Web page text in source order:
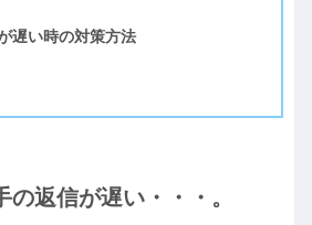
遅い時の対策方法
返信が遅い・・・。